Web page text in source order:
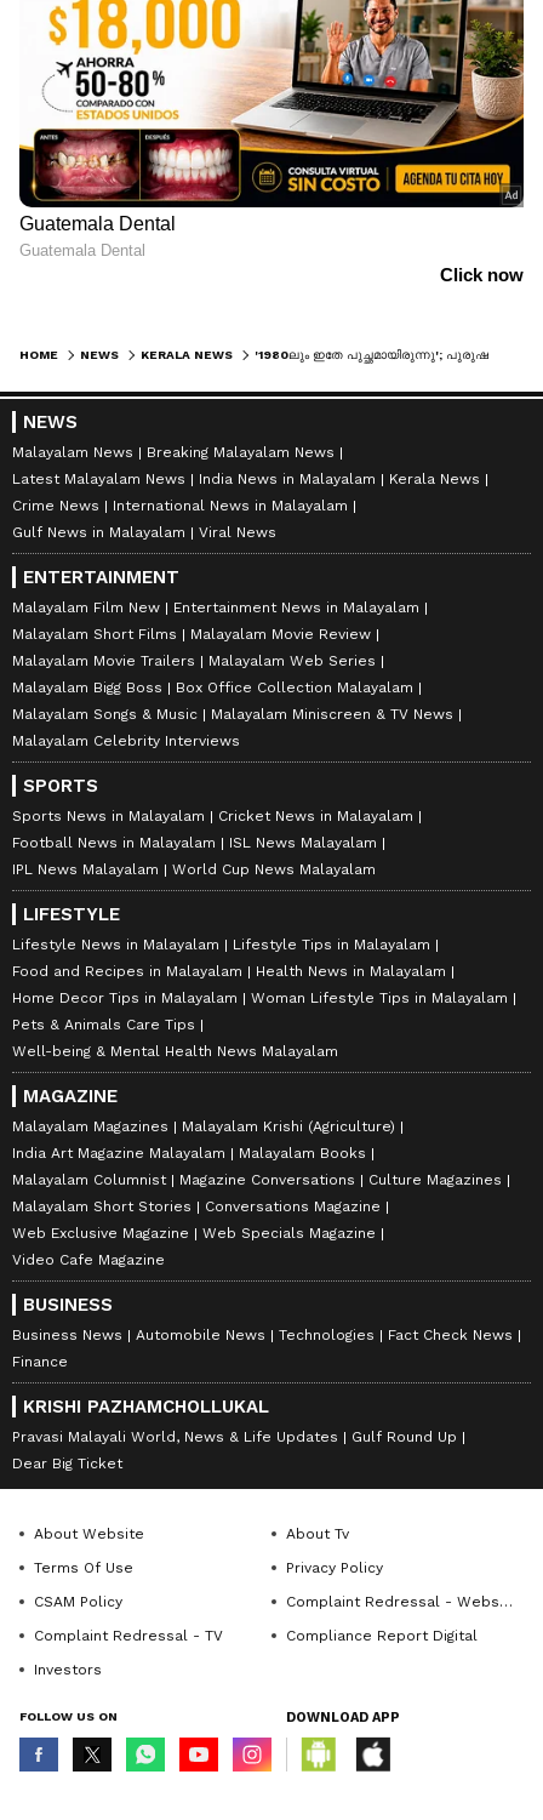
HOME NEWS KERALA NEWS
NEWS
Malayalam News
Breaking Malayalam News
Latest Malayalam News
India News in Malayalam
Kerala News
Crime News
International News in Malayalam
Gulf News in Malayalam
Viral News
ENTERTAINMENT
Malayalam Film New
Entertainment News in Malayalam
Malayalam Short Films
Malayalam Movie Review
Malayalam Movie Trailers
Malayalam Web Series
Malayalam Bigg Boss
Box Office Collection Malayalam
Malayalam Songs & Music
Malayalam Miniscreen & TV News
Malayalam Celebrity Interviews
SPORTS
Sports News in Malayalam
Cricket News in Malayalam
Football News in Malayalam
ISL News Malayalam
IPL News Malayalam
World Cup News Malayalam
LIFESTYLE
Lifestyle News in Malayalam
Lifestyle Tips in Malayalam
Food and Recipes in Malayalam
Health News in Malayalam
Home Decor Tips in Malayalam
Woman Lifestyle Tips in Malayalam
Pets & Animals Care Tips
Well-being & Mental Health News Malayalam
MAGAZINE
Malayalam Magazines
Malayalam Krishi (Agriculture)
India Art Magazine Malayalam
Malayalam Books
Malayalam Columnist
Magazine Conversations
Culture Magazines
Malayalam Short Stories
Conversations Magazine
Web Exclusive Magazine
Web Specials Magazine
Video Cafe Magazine
BUSINESS
Business News Automobile News Technologies
Fact Check News
Finance
KRISHI PAZHAMCHOLLUKAL
Pravasi Malayali World, News & Life Updates
Gulf Round Up
Dear Big Ticket
About Website
About Tv
Terms Of Use
Privacy Policy
CSAM Policy
Complaint Redressal - Website
Complaint Redressal - TV
Compliance Report Digital
Investors
FOLLOW US ON DOWNLOAD APP